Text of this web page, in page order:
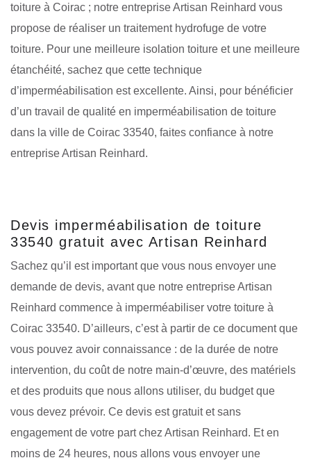
toiture à Coirac ; notre entreprise Artisan Reinhard vous
propose de réaliser un traitement hydrofuge de votre
toiture. Pour une meilleure isolation toiture et une meilleure
étanchéité, sachez que cette technique
d’imperméabilisation est excellente. Ainsi, pour bénéficier
d’un travail de qualité en imperméabilisation de toiture
dans la ville de Coirac 33540, faites confiance à notre
entreprise Artisan Reinhard.
Devis imperméabilisation de toiture
33540 gratuit avec Artisan Reinhard
Sachez qu’il est important que vous nous envoyer une
demande de devis, avant que notre entreprise Artisan
Reinhard commence à imperméabiliser votre toiture à
Coirac 33540. D’ailleurs, c’est à partir de ce document que
vous pouvez avoir connaissance : de la durée de notre
intervention, du coût de notre main-d’œuvre, des matériels
et des produits que nous allons utiliser, du budget que
vous devez prévoir. Ce devis est gratuit et sans
engagement de votre part chez Artisan Reinhard. Et en
moins de 24 heures, nous allons vous envoyer une